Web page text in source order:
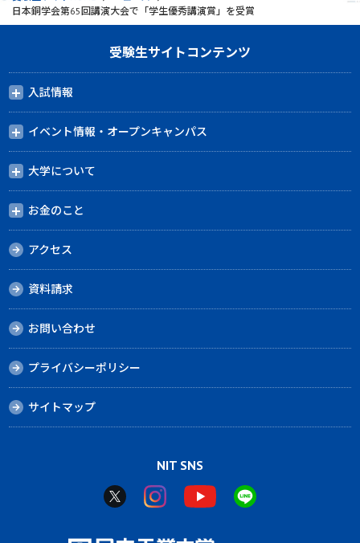
日本銅学会第65回講演大会で「学生優秀講演賞」を受賞
受験生サイトコンテンツ
入試情報
イベント情報・オープンキャンパス
大学について
お金のこと
アクセス
資料請求
お問い合わせ
プライバシーポリシー
サイトマップ
NIT SNS